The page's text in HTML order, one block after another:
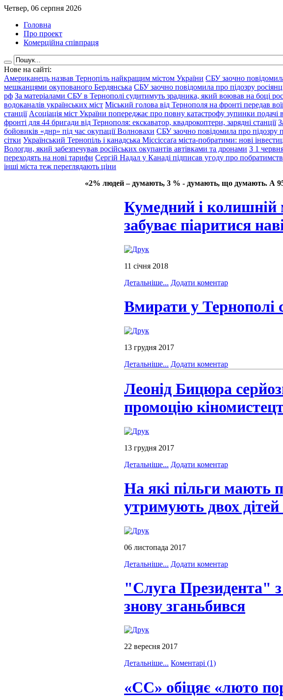
Четвер, 06 серпня 2026
Головна
Про проект
Комерційна співпраця
Нове на сайті:
Американець назвав Тернопіль найкращим містом України СБУ заочно
мешканцями окупованого Бердянська СБУ заочно повідомила про підозру
рф За матеріалами СБУ в Тернополі судитимуть зрадника, який воював на боці
водоканалів українських міст Міський голова від Тернополя на фронті передав
станції Асоціація міст України попереджає про повну катастрофу зупинки
фронті для 44 бригади від Тернополя: екскаватор, квадрокоптери, зарядні станції
бойовиків «днр» під час окупації Волновахи СБУ заочно повідомила про підозру
сітки Український Тернопіль і канадська Міссіссаґа міста-побратими: нові
Вологди, який забезпечував російських окупантів автівками та дронами З 1
переходять на нові тарифи Сергій Надал у Канаді підписав угоду про
інші міста теж переглядають ціни
«2% людей – думають, 3 % - думають, що думають. А
Кумедний і колишній
забуває піаритися
11 січня 2018
Детальніше... Додати коментар
Вмирати у Тернополі
13 грудня 2017
Детальніше... Додати коментар
Леонід Бицюра
промоцію
13 грудня 2017
Детальніше... Додати коментар
На які пільги мають
утримують двох дітей
06 листопада 2017
Детальніше... Додати коментар
"Слуга Президента"
знову зганьбився
22 вересня 2017
Детальніше... Коментарі (1)
«СС» обіцяє «люто